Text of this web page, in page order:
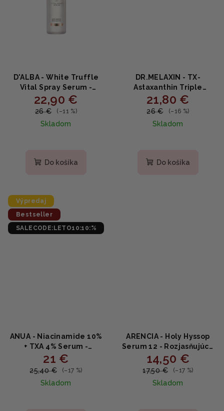
D'ALBA - White Truffle
Vital Spray Serum -
Upokojujúce spray sérum
s bielou hľuzovkou a
100ml
22,90 €
26 € (–11 %)
Skladom
Do košíka
DR.MELAXIN - TX-
Astaxanthin Triple
Brightening Jelly Serum
- Rozjasňujúce sérum s
tranexamovou kyselinou
21,80 €
26 € (–16 %)
Skladom
Do košíka
Výpredaj
Bestseller
SALECODE:LETO10:10:%
ANUA - Niacinamide 10%
+ TXA 4% Serum -
Rozjasňujúce sérum s
niacínamidom a
kyselinou tranexamovou
30ml
21 €
25,40 € (–17 %)
Skladom
ARENCIA - Holy Hyssop
Serum 12 - Rozjasňujúce
sérum s niacínamidom,
arbutínom a
hyaluronátom 30ml
14,50 €
17,50 € (–17 %)
Skladom